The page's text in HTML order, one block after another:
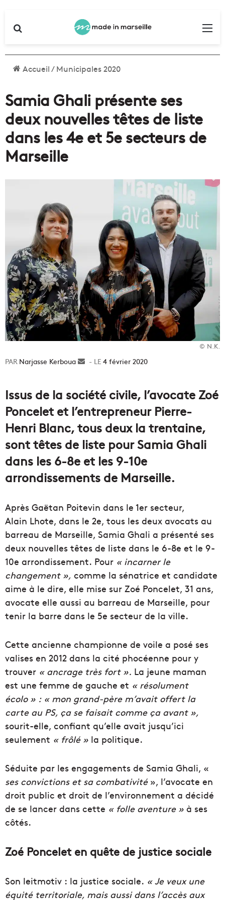
Accueil/Municipales 2020
Samia Ghali présente ses
deux nouvelles têtes de liste
dans les 4e et 5e secteurs de
Marseille
© N.K.
Narjasse Kerboua
Envoyer4 février 2020
Issus de la société civile, l’avocate Zoé
Poncelet et l’entrepreneur Pierre-
Henri Blanc, tous deux la trentaine,
sont têtes de liste pour Samia Ghali
dans les 6-8e et les 9-10e
arrondissements de Marseille.
Après Gaëtan Poitevin dans le 1er secteur,
Alain Lhote, dans le 2e, tous les deux avocats au
barreau de Marseille, Samia Ghali a présenté ses
deux nouvelles têtes de liste dans le 6-8e et le 9-
10e arrondissement. Pour « incarner le
changement », comme la sénatrice et candidate
aime à le dire, elle mise sur Zoé Poncelet, 31 ans,
avocate elle aussi au barreau de Marseille, pour
tenir la barre dans le 5e secteur de la ville.
Cette ancienne championne de voile a posé ses
valises en 2012 dans la cité phocéenne pour y
trouver « ancrage très fort ». La jeune maman
est une femme de gauche et « résolument
écolo » :« mon grand-père m’avait offert la
carte au PS, ça se faisait comme ça avant »,
sourit-elle, confiant qu’elle avait jusqu’ici
seulement « frôlé » la politique.
Séduite par les engagements de Samia Ghali, «
ses convictions et sa combativité», l’avocate en
droit public et droit de l’environnement a décidé
de se lancer dans cette « folle aventure » à ses
côtés.
Zoé Poncelet en quête de justice sociale
Son leitmotiv : la justice sociale. « Je veux une
équité territoriale, mais aussi dans l’accès aux